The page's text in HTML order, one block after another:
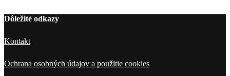
Dôležité odkazy
Kontakt
Ochrana osobných údajov a použitie cookies